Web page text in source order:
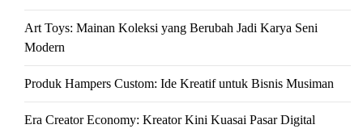
Art Toys: Mainan Koleksi yang Berubah Jadi Karya Seni
Modern
Produk Hampers Custom: Ide Kreatif untuk Bisnis Musiman
Era Creator Economy: Kreator Kini Kuasai Pasar Digital